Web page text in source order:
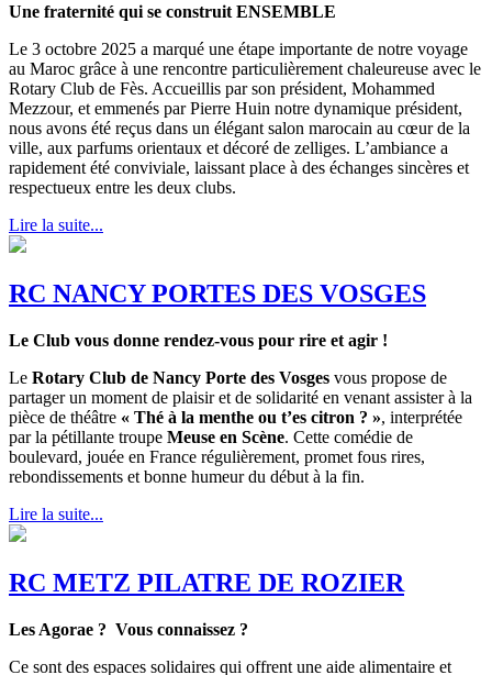
Une fraternité qui se construit ENSEMBLE
Le 3 octobre 2025 a marqué une étape importante de notre voyage
au Maroc grâce à une rencontre particulièrement chaleureuse avec le
Rotary Club de Fès. Accueillis par son président, Mohammed
Mezzour, et emmenés par Pierre Huin notre dynamique président,
nous avons été reçus dans un élégant salon marocain au cœur de la
ville, aux parfums orientaux et décoré de zelliges. L’ambiance a
rapidement été conviviale, laissant place à des échanges sincères et
respectueux entre les deux clubs.
Lire la suite...
RC NANCY PORTES DES VOSGES
Le Club vous donne rendez-vous pour rire et agir !
Le Rotary Club de Nancy Porte des Vosges vous propose de
partager un moment de plaisir et de solidarité en venant assister à la
pièce de théâtre « Thé à la menthe ou t’es citron ? », interprétée
par la pétillante troupe Meuse en Scène. Cette comédie de
boulevard, jouée en France régulièrement, promet fous rires,
rebondissements et bonne humeur du début à la fin.
Lire la suite...
RC METZ PILATRE DE ROZIER
Les Agorae ? Vous connaissez ?
Ce sont des espaces solidaires qui offrent une aide alimentaire et